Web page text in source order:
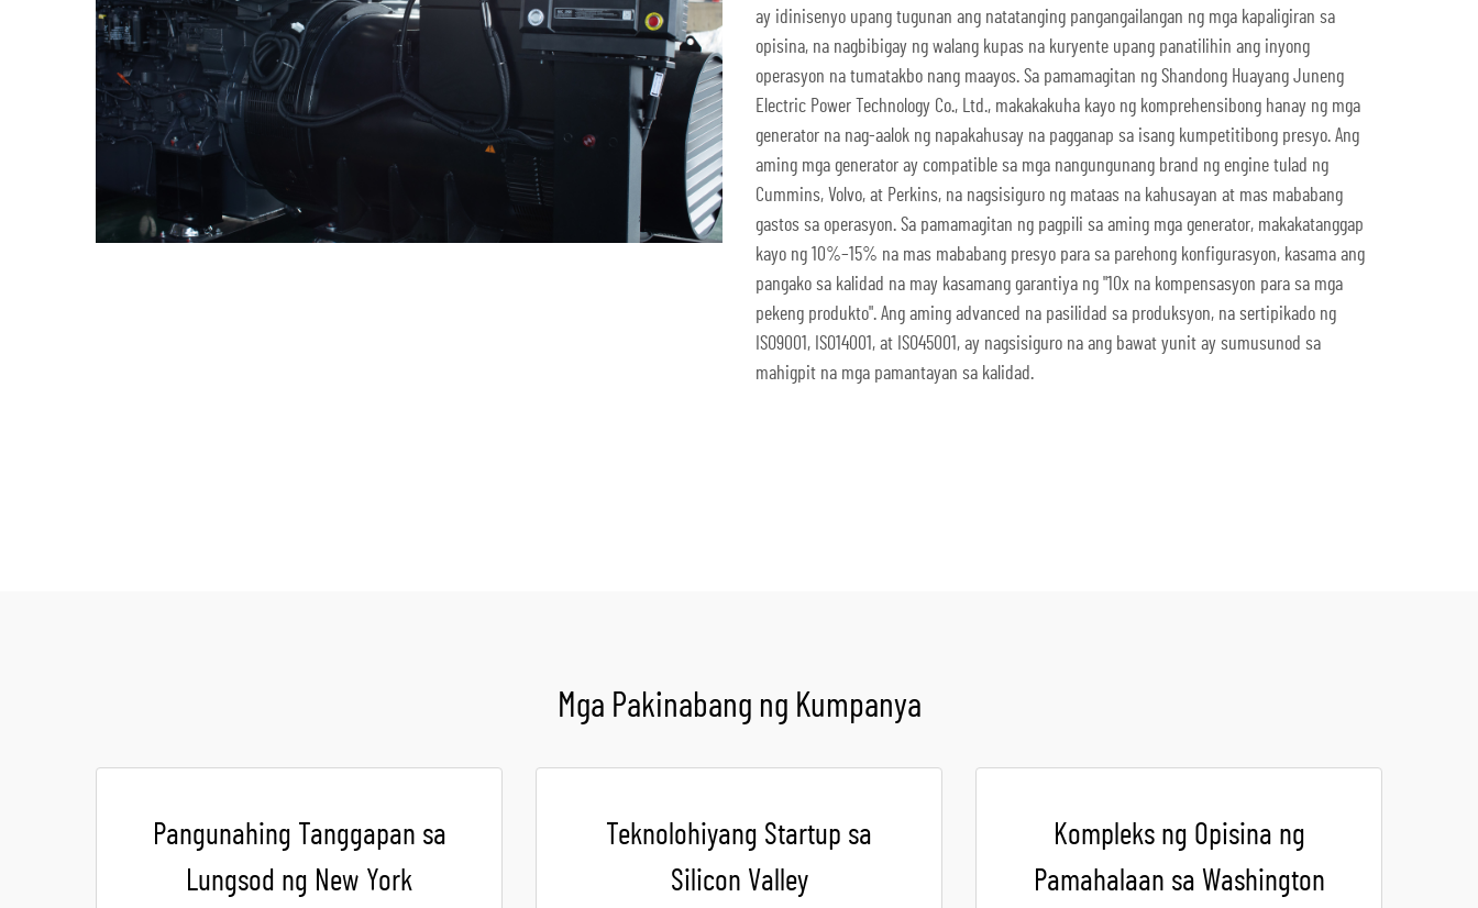
ay idinisenyo upang tugunan ang natatanging pangangailangan ng mga kapaligiran sa
opisina, na nagbibigay ng walang kupas na kuryente upang panatilihin ang inyong
operasyon na tumatakbo nang maayos. Sa pamamagitan ng Shandong Huayang Juneng
Electric Power Technology Co., Ltd., makakakuha kayo ng komprehensibong hanay ng mga
generator na nag-aalok ng napakahusay na pagganap sa isang kumpetitibong presyo. Ang
aming mga generator ay compatible sa mga nangungunang brand ng engine tulad ng
Cummins, Volvo, at Perkins, na nagsisiguro ng mataas na kahusayan at mas mababang
gastos sa operasyon. Sa pamamagitan ng pagpili sa aming mga generator, makakatanggap
kayo ng 10%–15% na mas mababang presyo para sa parehong konfigurasyon, kasama ang
pangako sa kalidad na may kasamang garantiya ng "10x na kompensasyon para sa mga
pekeng produkto". Ang aming advanced na pasilidad sa produksyon, na sertipikado ng
ISO9001, ISO14001, at ISO45001, ay nagsisiguro na ang bawat yunit ay sumusunod sa
mahigpit na mga pamantayan sa kalidad.
Mga Pakinabang ng Kumpanya
Pangunahing Tanggapan sa
Lungsod ng New York
Teknolohiyang Startup sa
Silicon Valley
Kompleks ng Opisina ng
Pamahalaan sa Washington